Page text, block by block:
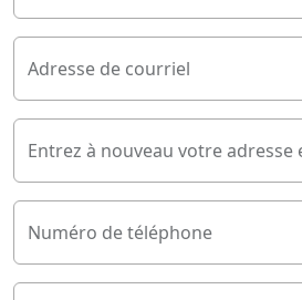
Adresse de courriel
Entrez à nouveau votre adresse
Numéro de téléphone